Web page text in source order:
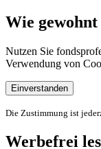
Wie
Nutzen Sie
Verwendung von
Einverstanden
Die Zustimmung ist
Werbefrei